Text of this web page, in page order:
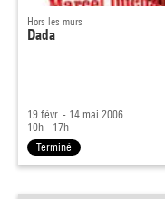
Hors les murs
Dada
19 févr. - 14 mai 2006
10h - 17h
Terminé